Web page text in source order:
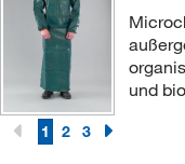
und
1 2 3